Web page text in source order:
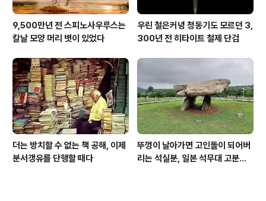
9,500만년 전 스피노사우루스는
칼날 모양 머리 볏이 있었다
우린 철은커녕 청동기도 모르던 3,
300년 전 히타이트 철제 단검
더는 방치할 수 없는 책 공해, 이제
분서갱유를 단행할 때다
뚜껑이 날아가면 고인돌이 되어버
리는 석실분, 일본 석무대 고분의